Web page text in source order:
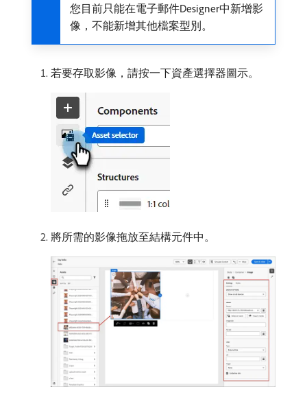
您目前只能在電子郵件Designer中新增影
像，不能新增其他檔案型別。
若要存取影像，請按一下資產選擇器圖示。
將所需的影像拖放至結構元件中。